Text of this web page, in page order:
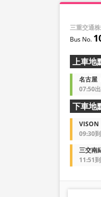
三重交通
上車地
名古屋
07:50
下車地
VISON
09:30
三交南
11:51